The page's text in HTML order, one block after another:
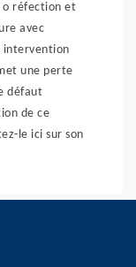
o réfection et
avec
intervention
une perte
défaut
de ce
le ici sur son